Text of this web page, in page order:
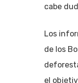
cabe
Los
de los
el